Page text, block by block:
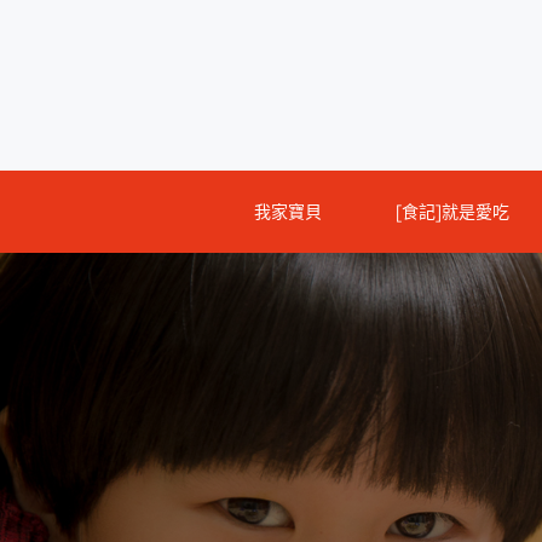
我家寶貝 [食記]就是愛吃